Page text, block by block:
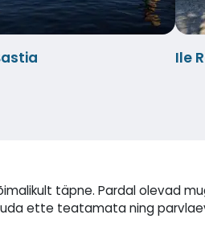
Ile
täpne. Pardal olevad
ette teatamata ning